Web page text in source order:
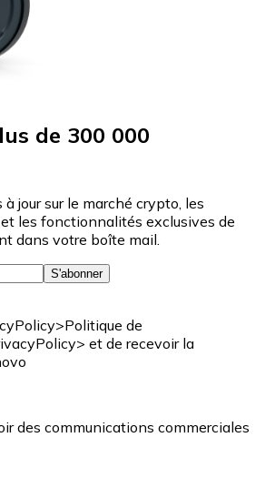
de 300 000
jour sur le marché crypto, les
les fonctionnalités exclusives de
dans votre boîte mail.
S'abonner
de
et de recevoir la
des communications commerciales